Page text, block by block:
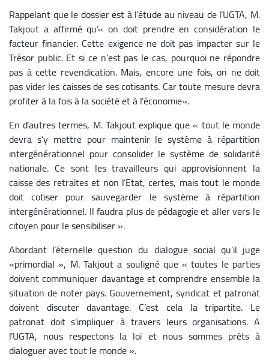
Rappelant que le dossier est à l’étude au niveau de l’UGTA, M.
Takjout a affirmé qu’« on doit prendre en considération le
facteur financier. Cette exigence ne doit pas impacter sur le
Trésor public. Et si ce n’est pas le cas, pourquoi ne répondre
pas à cette revendication. Mais, encore une fois, on ne doit
pas vider les caisses de ses cotisants. Car toute mesure devra
profiter à la fois à la société et à l’économie».
En d’autres termes, M. Takjout explique que « tout le monde
devra s’y mettre pour maintenir le système à répartition
intergénérationnel pour consolider le système de solidarité
nationale. Ce sont les travailleurs qui approvisionnent la
caisse des retraites et non l’Etat, certes, mais tout le monde
doit cotiser pour sauvegarder le système à répartition
intergénérationnel. Il faudra plus de pédagogie et aller vers le
citoyen pour le sensibiliser ».
Abordant l’éternelle question du dialogue social qu’il juge
«primordial », M. Takjout a souligné que « toutes le parties
doivent communiquer davantage et comprendre ensemble la
situation de noter pays. Gouvernement, syndicat et patronat
doivent discuter davantage. C’est cela la tripartite. Le
patronat doit s’impliquer à travers leurs organisations. A
l’UGTA, nous respectons la loi et nous sommes prêts à
dialoguer avec tout le monde ».